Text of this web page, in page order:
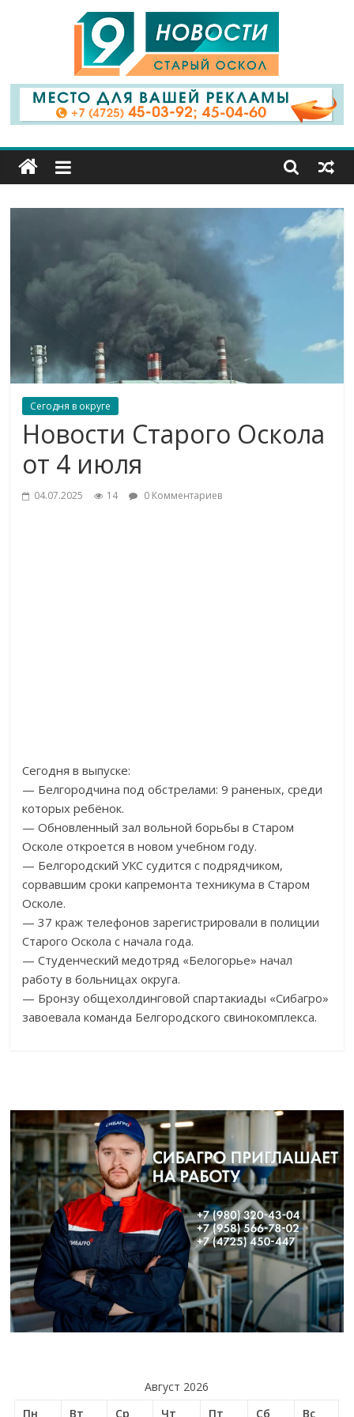
9
Канал
Старый
Оскол
Сегодня в округе
Новости Старого Оскола
от 4 июля
04.07.2025 14 0 Комментариев
Сегодня в выпуске:
— Белгородчина под обстрелами: 9 раненых, среди
которых ребёнок.
— Обновленный зал вольной борьбы в Старом
Осколе откроется в новом учебном году.
— Белгородский УКС судится с подрядчиком,
сорвавшим сроки капремонта техникума в Старом
Осколе.
— 37 краж телефонов зарегистрировали в полиции
Старого Оскола с начала года.
— Студенческий медотряд «Белогорье» начал
работу в больницах округа.
— Бронзу общехолдинговой спартакиады «Сибагро»
завоевала команда Белгородского свинокомплекса.
Август 2026
Пн
Вт Ср Чт Пт Сб Вс